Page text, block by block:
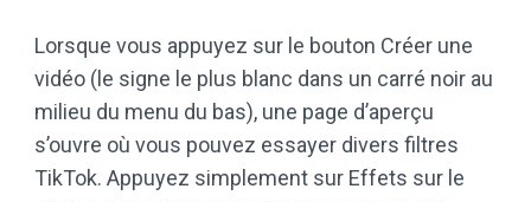
Lorsque vous appuyez sur le bouton Créer une
vidéo (le signe le plus blanc dans un carré noir au
milieu du menu du bas), une page d’aperçu
s’ouvre où vous pouvez essayer divers filtres
TikTok. Appuyez simplement sur Effets sur le